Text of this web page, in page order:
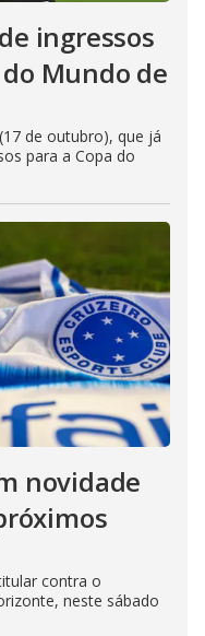
ingressos
Mundo de
de outubro), que já
para a Copa do
novidade
contra o
neste sábado